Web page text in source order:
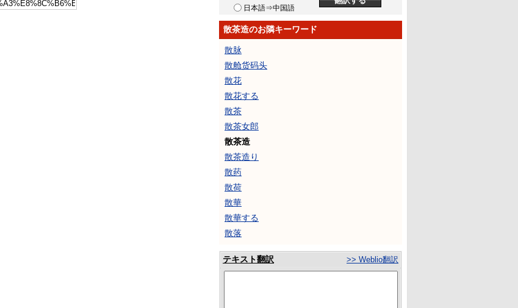
日本語⇒中国語
散茶造のお隣キーワード
散脉
散舱货码头
散花
散花する
散茶
散茶女郎
散茶造
散茶造り
散药
散荷
散華
散華する
散落
テキスト翻訳 >> Weblio翻訳